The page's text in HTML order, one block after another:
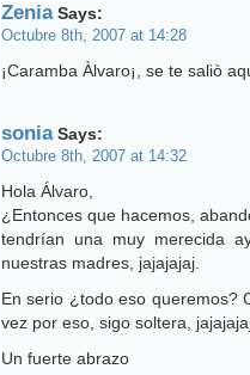
ZeniaSays:
Octubre 8th, 2007 at 14:28
¡Caramba Àlvaro¡, se te saliò
soniaSays:
Octubre 8th, 2007 at 14:32
Hola Álvaro,
¿Entonces que hacemos,
tendrían una muy merecida
nuestras madres, jajajajaj.
En serio ¿todo eso queremos?
vez por eso, sigo soltera,
Un fuerte abrazo